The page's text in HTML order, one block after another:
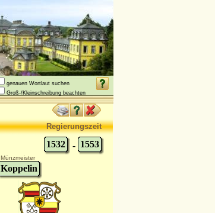
genauen Wortlaut suchen
Groß-/Kleinschreibung beachten
Regierungszeit
1532 - 1553
Münzmeister
Koppelin